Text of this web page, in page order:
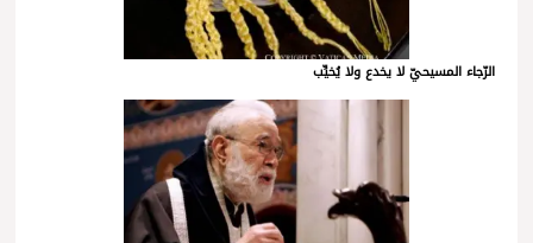
الرّجاء المسيحيّ لا يخدع ولا يُخيِّب